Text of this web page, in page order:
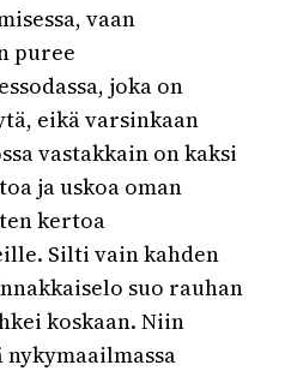
vaan
puree
joka on
eikä varsinkaan
vastakkain on kaksi
ja uskoa oman
kertoa
Silti vain kahden
suo rauhan
koskaan. Niin